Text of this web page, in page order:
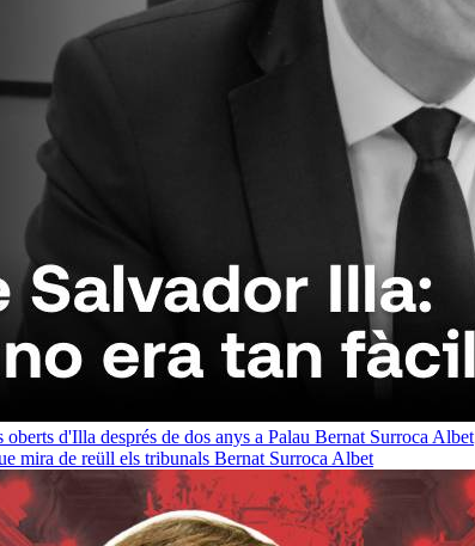
d'Illa després de dos anys a Palau Bernat Surroca Albet
mira de reüll els tribunals Bernat Surroca Albet